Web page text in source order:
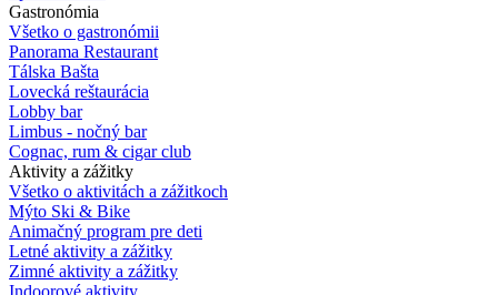
Gastronómia
Všetko o gastronómii
Panorama Restaurant
Tálska Bašta
Lovecká reštaurácia
Lobby bar
Limbus - nočný bar
Cognac, rum & cigar club
Aktivity a zážitky
Všetko o aktivitách a zážitkoch
Mýto Ski & Bike
Animačný program pre deti
Letné aktivity a zážitky
Zimné aktivity a zážitky
Indoorové aktivity